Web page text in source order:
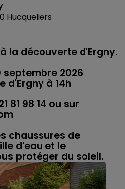
Hucqueliers
la découverte d'Ergny.
septembre 2026
d'Ergny à 14h
81 98 14 ou sur
chaussures de
d'eau et le
protéger du soleil.